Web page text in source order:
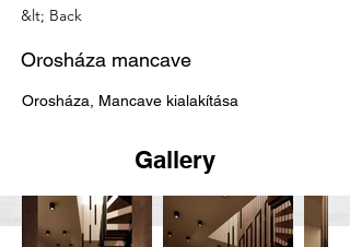
&lt; Back
Orosháza mancave
Orosháza, Mancave kialakítása
Gallery